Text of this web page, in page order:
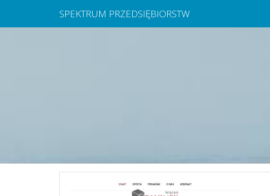
SPEKTRUM PRZEDSIĘBIORSTW